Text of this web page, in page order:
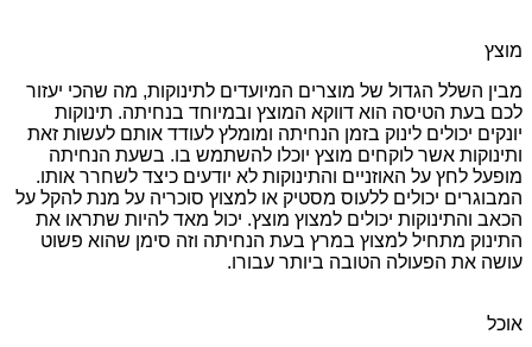
מוצץ
מבין השלל הגדול של מוצרים המיועדים לתינוקות, מה שהכי יעזור
לכם בעת הטיסה הוא דווקא המוצץ ובמיוחד בנחיתה. תינוקות
יונקים יכולים לינוק בזמן הנחיתה ומומלץ לעודד אותם לעשות זאת
ותינוקות אשר לוקחים מוצץ יוכלו להשתמש בו. בשעת הנחיתה
מופעל לחץ על האוזניים והתינוקות לא יודעים כיצד לשחרר אותו.
המבוגרים יכולים ללעוס מסטיק או למצוץ סוכריה על מנת להקל על
הכאב והתינוקות יכולים למצוץ מוצץ. יכול מאד להיות שתראו את
התינוק מתחיל למצוץ במרץ בעת הנחיתה וזה סימן שהוא פשוט
עושה את הפעולה הטובה ביותר עבורו.
אוכל